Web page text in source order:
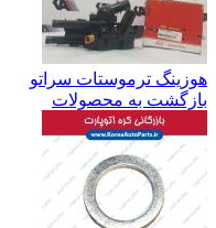
هوزینگ ترموستات سراتو
بازگشت به محصولات